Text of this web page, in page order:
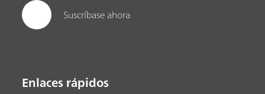
Suscríbase ahora
Enlaces rápidos